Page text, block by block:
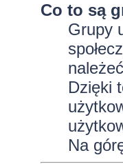
Co to są
Grupy
Dzięki
Na